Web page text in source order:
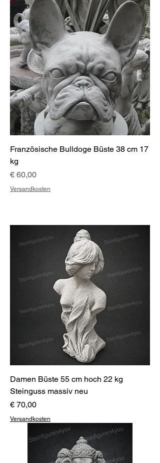
Französische Bulldoge Büste 38 cm 17
kg
Preis
€ 60,00
Versandkosten
Damen Büste 55 cm hoch 22 kg
Steinguss massiv neu
Preis
€ 70,00
Versandkosten